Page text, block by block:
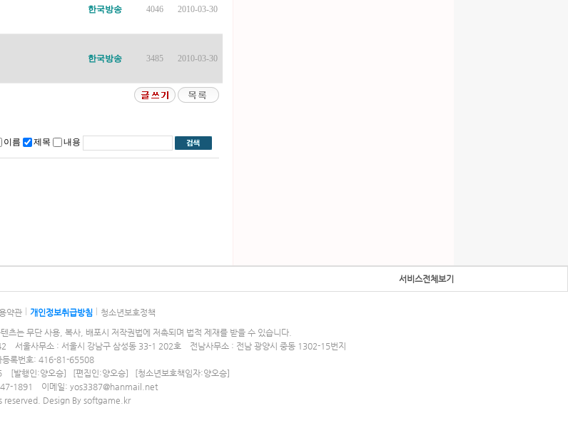
한국방송 4046 2010-03-30
한국방송 3485 2010-03-30
이름 제목 내용
서비스전체보기
약관 개인정보취급방침
청소년보호정책
츠는 무단 사용, 복사, 배포시 저작권법에 저촉되며 법적 제재를 받을 수 있습니다.
서울사무소 : 서울시 강남구 삼성동 33-1 202호 전남사무소 : 전남 광양시 중동 1302-15번지
록번호: 416-81-65508
[발행인:양오승] [편집인:양오승] [청소년보호책임자:양오승]
1891 이메일: yos3387@hanmail.net
reserved. Design By softgame.kr